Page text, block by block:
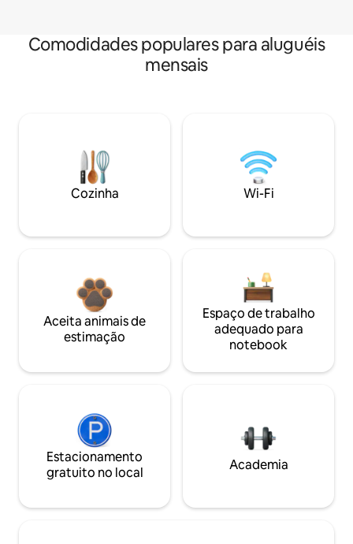
Comodidades populares para aluguéis
mensais
Cozinha Wi-Fi
Aceita animais de
estimação
Espaço de trabalho
adequado para
notebook
Estacionamento
gratuito no local
Academia